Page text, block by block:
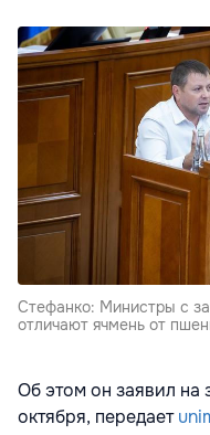
Стефанко: Министры с
отличают ячмень от
Об этом он заявил на
октября, передает